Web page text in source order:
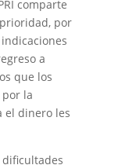
comparte
por
a
que los
la
el dinero les
dificultades